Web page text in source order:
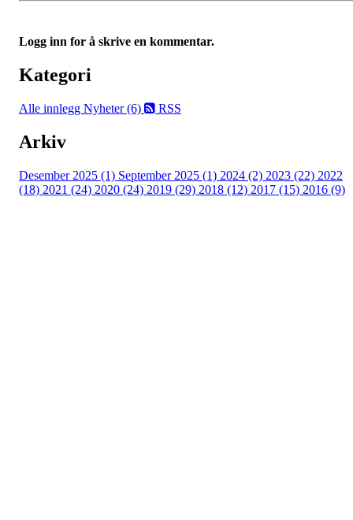
Logg inn for å skrive en kommentar.
Kategori
Alle innlegg Nyheter (6) RSS
Arkiv
Desember 2025 (1) September 2025 (1) 2024 (2) 2023 (22) 2022
(18) 2021 (24) 2020 (24) 2019 (29) 2018 (12) 2017 (15) 2016 (9)